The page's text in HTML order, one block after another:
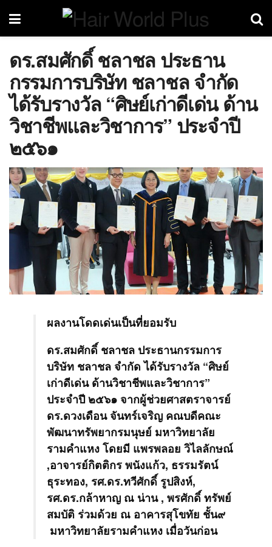
ดร.สมศักดิ์ ชลาชล ประธาน
กรรมการบริษัท ชลาชล จำกัด
ได้รับรางวัล “ศิษย์เก่าดีเด่น ด้าน
วิชาชีพและวิชาการ” ประจำปี
๒๕๖๑
ผลงานโดดเด่นเป็นที่ยอมรับ
ดร.สมศักดิ์ ชลาชล ประธานกรรมการ
บริษัท ชลาชล จำกัด ได้รับรางวัล “ศิษย์
เก่าดีเด่น ด้านวิชาชีพและวิชาการ”
ประจำปี ๒๕๖๑ จากผู้ช่วยศาสตราจารย์
ดร.ดวงเดือน จันทร์เจริญ คณบดีคณะ
พัฒนาทรัพยากรมนุษย์ มหาวิทยาลัย
รามคำแหง โดยมี แพรพลอย วิไลลักษณ์
,อาจารย์กิตติกร พนังแก้ว, ธรรมรัตน์
ธุระทอง, รศ.ดร.ทวีศักดิ์ รูปสิงห์,
รศ.ดร.กล้าหาญ ณ น่าน , พรศักดิ์ ทรัพย์
สมบัติ ร่วมด้วย ณ อาคารสุโขทัย ชั้น๙
มหาวิทยาลัยรามคำแหง เมื่อวันก่อน